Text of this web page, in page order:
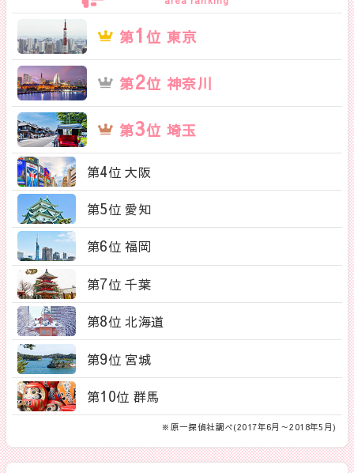
第1 位 東京
第2位 神奈川
第3位 埼玉
第4位 大阪
第5位 愛知
第6位 福岡
第7位 千葉
第8位 北海道
第9位 宮城
第10位 群馬
※原一探偵社調べ(2017年6月～2018年5月)